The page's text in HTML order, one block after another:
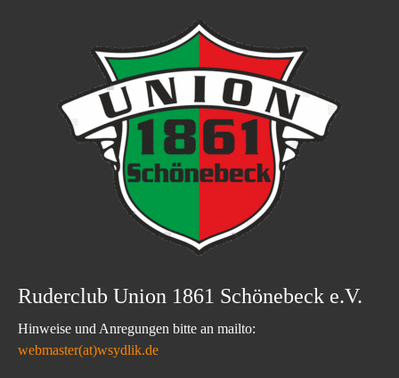
Ruderclub Union 1861 Schönebeck e.V.
Hinweise und Anregungen bitte an mailto:
webmaster(at)wsydlik.de